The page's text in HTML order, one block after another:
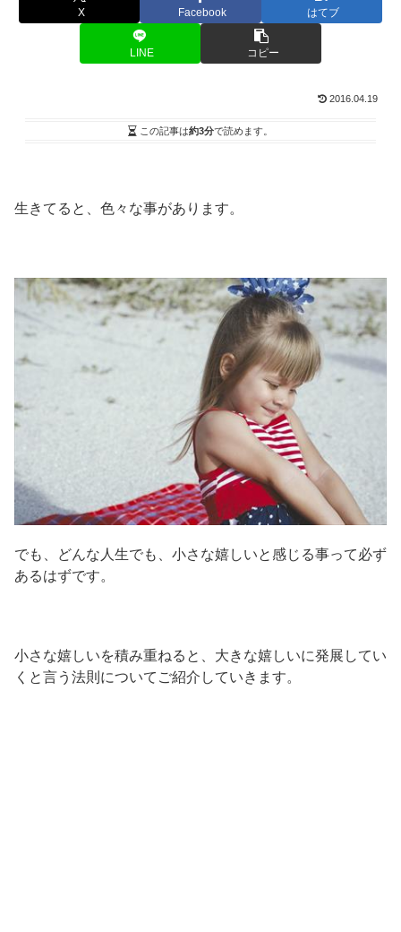
X Facebook はてブ
LINE コピー
2016.04.19
この記事は約3分で読めます。
生きてると、色々な事があります。
でも、どんな人生でも、小さな嬉しいと感じる事って必ず
あるはずです。
小さな嬉しいを積み重ねると、大きな嬉しいに発展してい
くと言う法則についてご紹介していきます。